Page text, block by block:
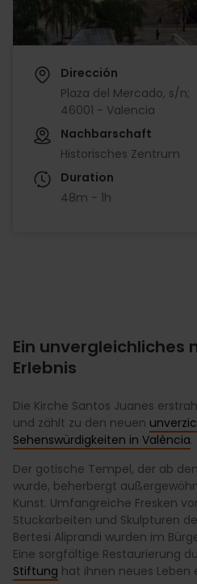
Dirección
Plaza del Mercado, s/n;
46001 - Valencia
Nachbarschaft
Historisches Zentrum
Duration
48m - 1h
Ein unvergleichliches
Erlebnis
Die Kirche Santos Juanes
und zählt zu den neuen
Sehenswürdigkeiten in València.
Der gotische Tempel, der ab
wurde, beherbergt
Kunst. Umfangreiche Fresken
Stuckarbeiten und Skulpturen
Bertesi Aliprandi wurden im
Eine sorgfältige Restaurierung
Stiftung hat ihnen neues Leben